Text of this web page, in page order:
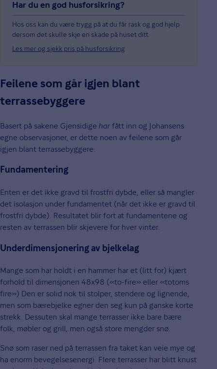
Har du en god husforsikring?
Hos oss kan du være trygg på at du får rask og god hjelp
dersom det skulle skje en skade på huset ditt.
Les mer og sjekk pris på husforsikring
Feilene som går igjen blant
terrassebyggere
Basert på sakene Gjensidige har fått inn og Johansens
egne observasjoner, er dette noen av feilene som går
igjen blant terrassebyggere:
Fundamentering
Enten er det ikke gravd til frostfri dybde, eller så mangler
det isolasjon under fundamentet (når det ikke er gravd til
frostfri dybde). Resultatet blir fort at fundamentene og
resten av terrassen blir skjevere for hver vinter.
Underdimensjonering av bjelkelag
Mange som har holdt i en hammer har et (litt for) kjært
forhold til dimensjonen 48x98 («to-fire» eller «totoms
fire») Den er solid nok til stolper, stendere og lignende,
men som bærebjelke egner den seg kun på ganske korte
strekk. Dessuten skal mange terrasser ikke bare bære
folk, møbler og grill, men også store mengder snø.
Snø som raser ned på terrassen fra taket kan veie mye og
ha enorm bevegelsesenergi. Flere terrasser har blitt knust